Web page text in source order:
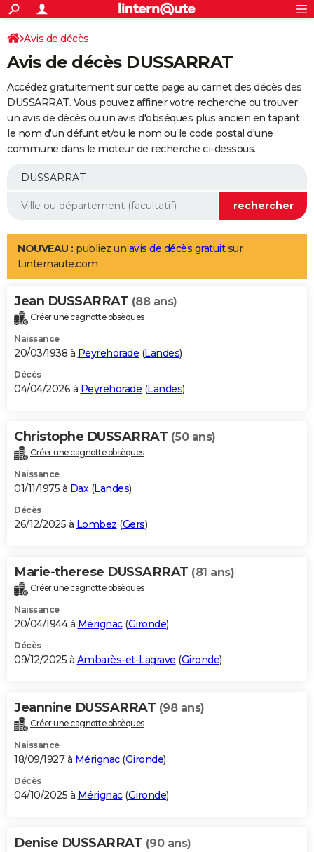
ACTUALITÉS
Politique
Société
Faits Divers
Education
Monde
Villes
+
SPORT
Coupe du monde 2026
Football
Tennis
Cyclisme
Rugby
Forum
Programme TV
TNT
Streaming
Cinéma
Sorties cinéma
Musique
+
FINANCE
Impôts
Immobilier
Risques naturels par ville
Banque
Assurance
Crédit
AUTO
Essais
Réserver un essai
Citadines
Berlines
SUV
Forum auto
+
Mobiles
Meilleur smartphone
Internet
Ordinateurs
Jeux vidéo
Guide high-tech
Aménagement intérieur
LIFESTYLE
Art de vivre
Bien-être
Loisirs
Mode
Modes de vie
Alimentation
Guide de la santé
Maladies
Médicaments
Sommeil
VOYAGE
Destinations
City break
Voyage nature
Voyage de noces
Forum
Climat
+PHOTO
GUIDES D'ACHAT
BONS PLANS
Carte de Noël
Carte Bonne année
Carte Saint-Valentin
Carte Pâques
Carte d'anniversaire
DICTIONNAIRE
Dictionnaire
Biographies
Citations
Expressions
Proverbes
PROGRAMME TV
S'inscrire
Se connecter
Lycées
Collèges
Primaires
Universités
Entreprises
Service militaire
Avis de recherche
AVIS DE DÉCÈS
Bricolage
Lifestyle
Culture
Sport
Auto
Television
Voyage
Cinema
Avis de décès
Avis de décès DUSSARRAT
Accédez gratuitement sur cette page au carnet des décès des
DUSSARRAT. Vous pouvez affiner votre recherche ou trouver
un avis de décès ou un avis d'obsèques plus ancien en tapant
le nom d'un défunt et/ou le nom ou le code postal d'une
commune dans le moteur de recherche ci-dessous.
NOUVEAU : publiez un avis de décès gratuitsur
Linternaute.com
Jean DUSSARRAT (88 ans)
Créer une cagnotte obsèques
Naissance
20/03/1938 à Peyrehorade (Landes)
Décès
04/04/2026 à Peyrehorade (Landes)
Christophe DUSSARRAT (50 ans)
Créer une cagnotte obsèques
Naissance
01/11/1975 à Dax(Landes)
Décès
26/12/2025 à Lombez (Gers)
Marie-therese DUSSARRAT (81 ans)
Créer une cagnotte obsèques
Naissance
20/04/1944 à Mérignac(Gironde)
Décès
09/12/2025 à Ambarès-et-Lagrave (Gironde)
Jeannine DUSSARRAT (98 ans)
Créer une cagnotte obsèques
Naissance
18/09/1927 à Mérignac(Gironde)
Décès
04/10/2025 à Mérignac(Gironde)
Denise DUSSARRAT (90 ans)